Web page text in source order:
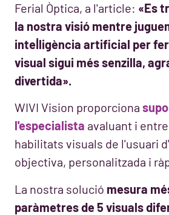
Ferial Òptica, a l'article: «Es
la nostra visió mentre
intel·ligència artificial per
visual sigui més senzilla,
divertida».
WIVI Vision proporciona
l'especialista avaluant i
habilitats visuals de l'usuari
objectiva, personalitzada i
La nostra solució mesura
paràmetres de 5 visuals